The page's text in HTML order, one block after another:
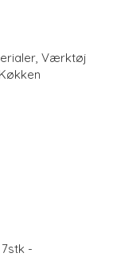
, Værktøj
Køkken
-